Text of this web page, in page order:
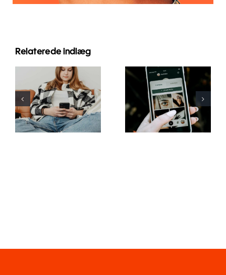
Relaterede indlæg
Innovative
strategier til
at øge
synligheden
af
Facebook-
Bedste
praksis for
brug af
augmented
reality-filtre
på sociale